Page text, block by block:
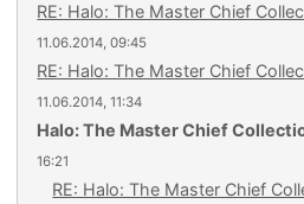
RE: Halo: The Master Chief
11.06.2014, 09:45
RE: Halo: The Master Chief
11.06.2014, 11:34
Halo: The Master Chief
16:21
RE: Halo: The Master Chief